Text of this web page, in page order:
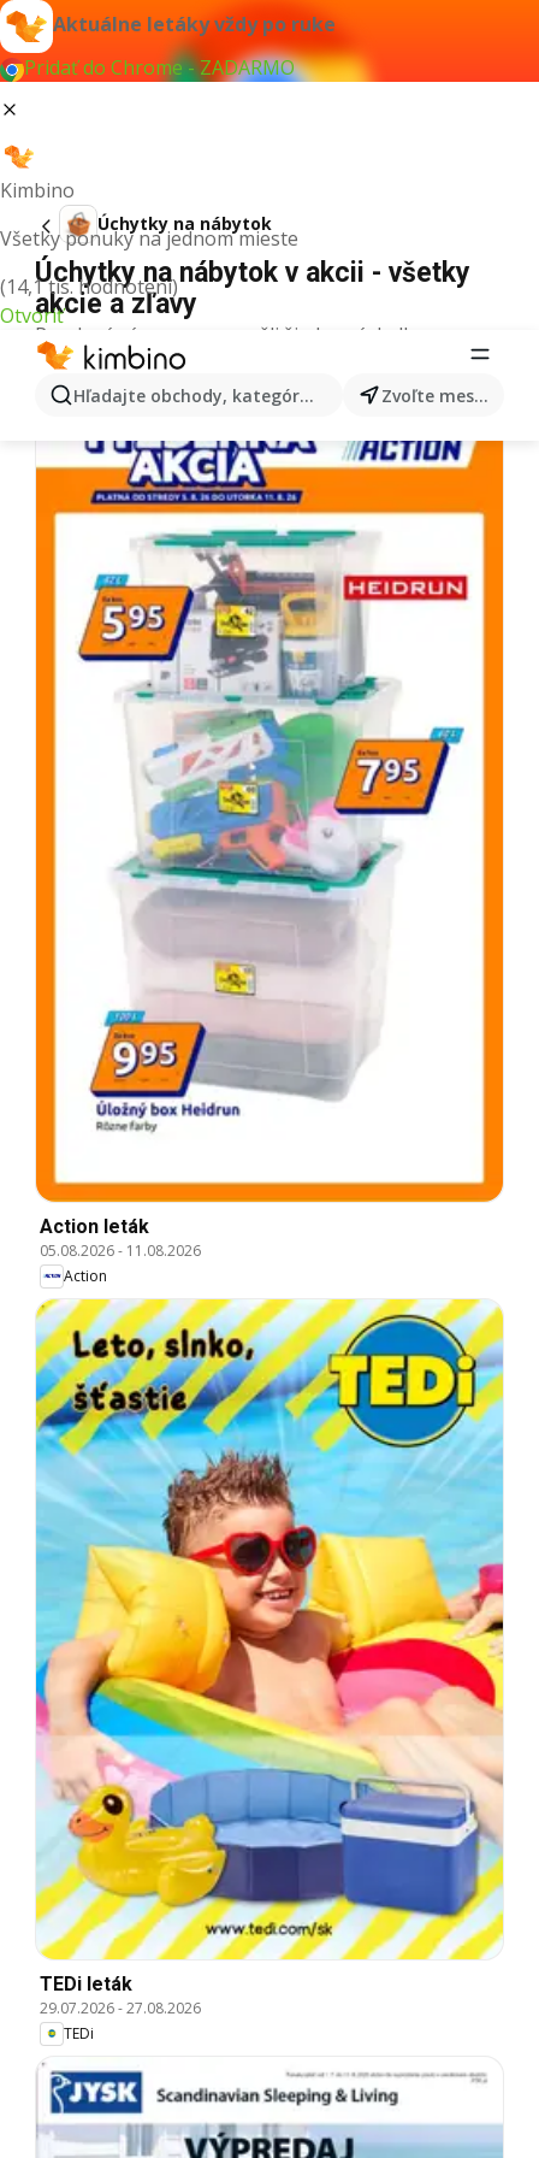
Aktuálne letáky vždy po ruke
Pridať do Chrome - ZADARMO
Kimbino
Všetky ponuky na jednom mieste
(14,1 tis. hodnotení)
Otvoriť
Hľadajte obchody, kategórie, produkty... Zvoľte mesto
Úchytky na nábytok
Úchytky na nábytok v akcii - všetky
akcie a zľavy
Pre daný výraz sme nenašli žiadne výsledky.
Ďalšie letáky z kategórie
Action leták
05.08.2026- 11.08.2026
Action
TEDi leták
29.07.2026-27.08.2026
TEDi